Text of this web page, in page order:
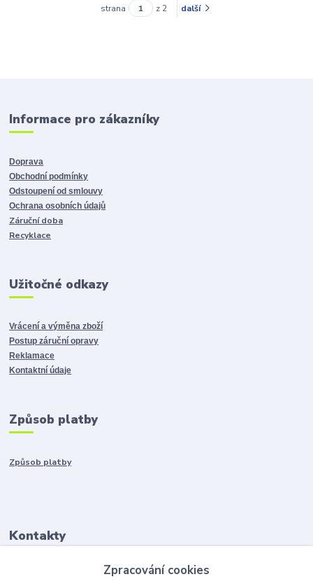
strana z 2 další
Informace pro zákazníky
Doprava
Obchodní podmínky
Odstoupení od smlouvy
Ochrana osobních údajů
Záruční doba
Recyklace
Užitočné odkazy
Vrácení a výměna zboží
Postup záruční opravy
Reklamace
Kontaktní údaje
Způsob platby
Způsob platby
Kontakty
Zpracování cookies